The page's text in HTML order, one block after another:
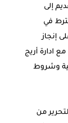
إلى
في
إنجاز
ادارة أريج
وشروط
التحرير من